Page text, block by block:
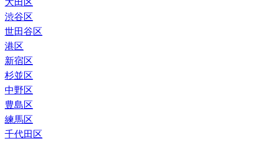
渋谷区
世田谷区
港区
新宿区
杉並区
中野区
豊島区
練馬区
千代田区